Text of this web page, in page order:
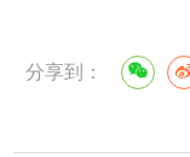
分享到：